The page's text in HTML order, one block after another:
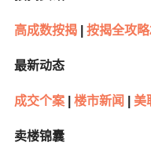
高成数按揭| 按揭全攻
最新动态
成交个案| 楼市新闻 美
卖楼锦囊